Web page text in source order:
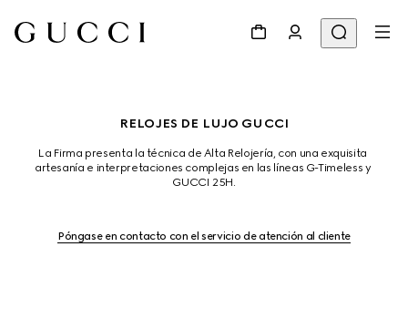
RELOJES DE LUJO GUCCI
La Firma presenta la técnica de Alta Relojería, con una exquisita
artesanía e interpretaciones complejas en las líneas G-Timeless y
GUCCI 25H.
Póngase en contacto con el servicio de atención al cliente